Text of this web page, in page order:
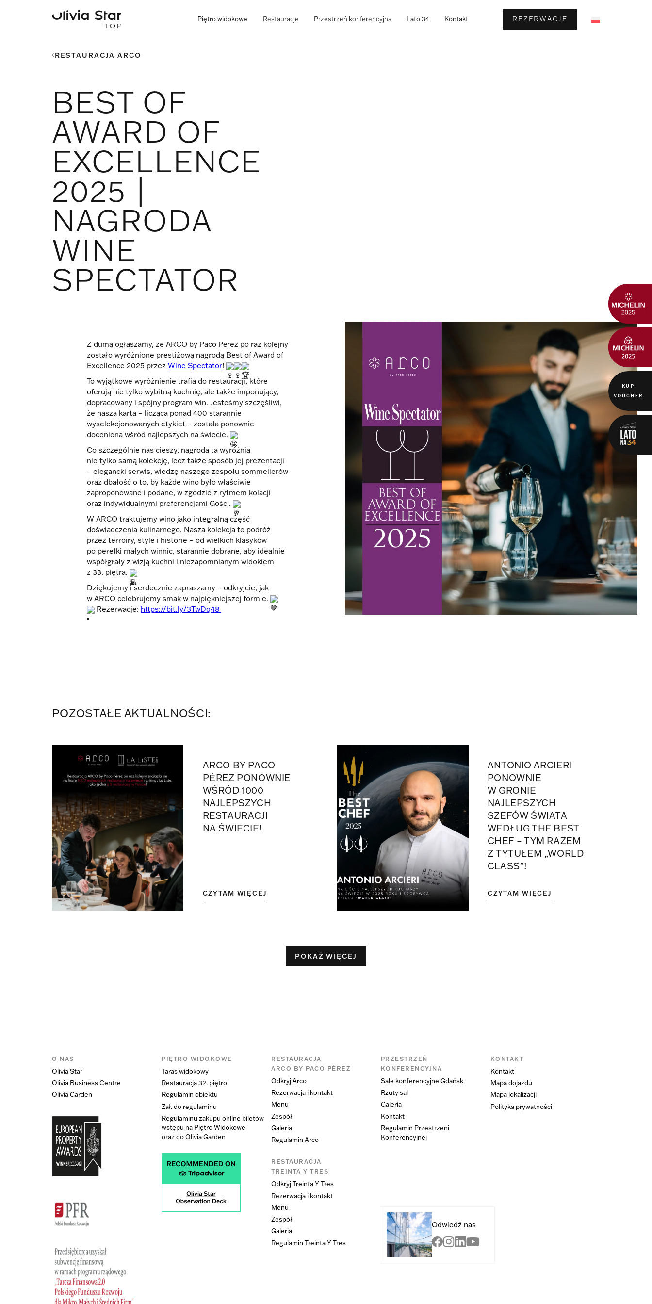
Piętro widokowe Restauracje Przestrzeń konferencyjna Lato 34 Kontakt REZERWACJE
KUP
VOUCHER
RESTAURACJA ARCO
BEST OF
AWARD OF
EXCELLENCE
2025 |
NAGRODA
WINE
SPECTATOR
Z dumą ogłaszamy, że ARCO by Paco Pérez po raz kolejny
zostało wyróżnione prestiżową nagrodą Best of Award of
Excellence 2025 przezWine Spectator!
To wyjątkowe wyróżnienie trafia do restauracji, które
oferują nie tylko wybitną kuchnię, ale także imponujący,
dopracowany i spójny program win. Jesteśmy szczęśliwi,
że nasza karta – licząca ponad 400 starannie
wyselekcjonowanych etykiet – została ponownie
doceniona wśród najlepszych na świecie.
Co szczególnie nas cieszy, nagroda ta wyróżnia
nie tylko samą kolekcję, lecz także sposób jej prezentacji
– elegancki serwis, wiedzę naszego zespołu sommelierów
oraz dbałość o to, by każde wino było właściwie
zaproponowane i podane, w zgodzie z rytmem kolacji
oraz indywidualnymi preferencjami Gości.
W ARCO traktujemy wino jako integralną część
doświadczenia kulinarnego. Nasza kolekcja to podróż
przez terroiry, style i historie – od wielkich klasyków
po perełki małych winnic, starannie dobrane, aby idealnie
współgrały z wizją kuchni i niezapomnianym widokiem
z 33. piętra.
Dziękujemy i serdecznie zapraszamy – odkryjcie, jak
w ARCO celebrujemy smak w najpiękniejszej formie.
Rezerwacje: https://bit.ly/3TwDq48
POZOSTAŁE AKTUALNOŚCI:
ARCO BY PACO
PÉREZ PONOWNIE
WŚRÓD 1000
NAJLEPSZYCH
RESTAURACJI
NA ŚWIECIE!
CZYTAM WIĘCEJ
ANTONIO ARCIERI
PONOWNIE
W GRONIE
NAJLEPSZYCH
SZEFÓW ŚWIATA
WEDŁUG THE BEST
CHEF – TYM RAZEM
Z TYTUŁEM „WORLD
CLASS”!
CZYTAM WIĘCEJ
POKAŻ WIĘCEJ
O NAS
Olivia Star
Olivia Business Centre
Olivia Garden
PIĘTRO WIDOKOWE
Taras widokowy
Restauracja 32. piętro
Regulamin obiektu
Zał. do regulaminu
Regulaminu zakupu online biletów
wstępu na Piętro Widokowe
oraz do Olivia Garden
RESTAURACJA
ARCO BY PACO PÉREZ
Odkryj Arco
Rezerwacja i kontakt
Menu
Zespół
Galeria
Regulamin Arco
RESTAURACJA
TREINTA Y TRES
Odkryj Treinta Y Tres
Rezerwacja i kontakt
Menu
Zespół
Galeria
Regulamin Treinta Y Tres
PRZESTRZEŃ
KONFERENCYJNA
Sale konferencyjne Gdańsk
Rzuty sal
Galeria
Kontakt
Regulamin Przestrzeni
Konferencyjnej
KONTAKT
Kontakt
Mapa dojazdu
Mapa lokalizacji
Polityka prywatności
Odwiedź nas